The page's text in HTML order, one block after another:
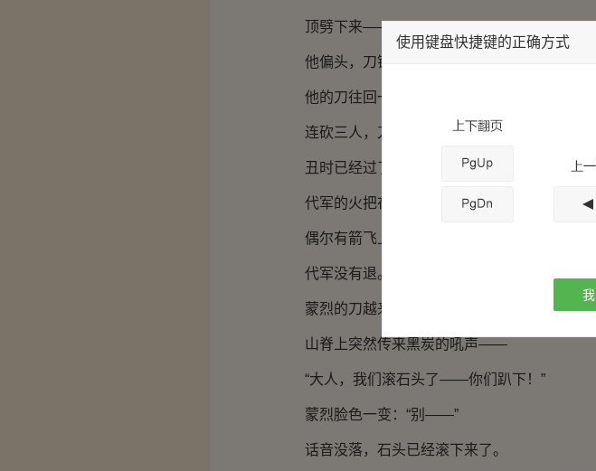
顶劈下来——
他偏头，刀锋擦着耳朵过去，削掉一绺头发。
他的刀往回一带，划过那人的大腿。血喷出来
连砍三人，刀钝了。第四刀砍在盾牌上，震得
丑时已经过了大半。
代军的火把在山腰上散成一团，有人用赵地
偶尔有箭飞上来，扎进树干里，“噗”的一声闷
代军没有退。前面的人倒下，后面的人踩着尸
蒙烈的刀越来越慢。燕轻雪的剑也开始迟钝。
山脊上突然传来黑炭的吼声——
“大人，我们滚石头了——你们趴下！”
蒙烈脸色一变：“别——”
话音没落，石头已经滚下来了。
使用键盘快捷键的正确方式